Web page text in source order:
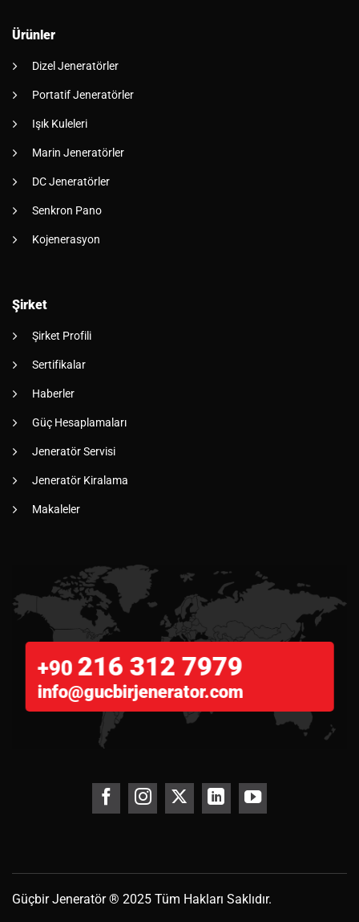
Ürünler
Dizel Jeneratörler
Portatif Jeneratörler
Işık Kuleleri
Marin Jeneratörler
DC Jeneratörler
Senkron Pano
Kojenerasyon
Şirket
Şirket Profili
Sertifikalar
Haberler
Güç Hesaplamaları
Jeneratör Servisi
Jeneratör Kiralama
Makaleler
+90 216 312 7979
info@gucbirjenerator.com
GüçbirJeneratör® 2025 Tüm Hakları Saklıdır.